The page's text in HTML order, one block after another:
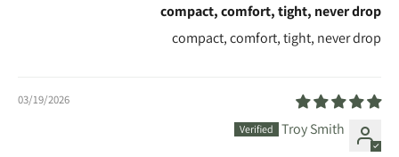
compact, comfort, tight, never drop
compact, comfort, tight, never drop
03/19/2026
Troy Smith